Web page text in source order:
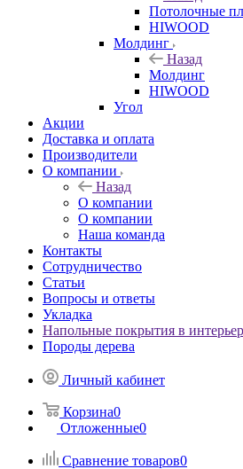
Потолочные
HIWOOD
Молдинг
Назад
Молдинг
HIWOOD
Угол
Акции
Доставка и оплата
Производители
О компании
Назад
О компании
О компании
Наша команда
Контакты
Сотрудничество
Статьи
Вопросы и ответы
Укладка
Напольные покрытия в
Породы дерева
Личный кабинет
Корзина0
Отложенные0
Сравнение товаров0